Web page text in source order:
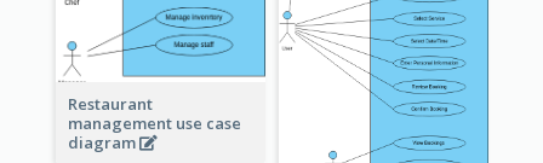
Restaurant
management use case
diagram